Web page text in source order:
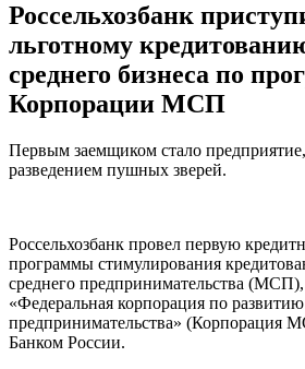
Россельхозбанк
льготному
среднего бизнеса по
Корпорации МСП
Первым заемщиком стало
разведением пушных зверей.
Россельхозбанк провел первую
программы стимулирования
среднего предпринимательства
«Федеральная корпорация по
предпринимательства» (Корпорация
Банком России.